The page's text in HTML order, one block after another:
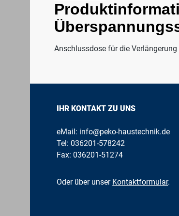
Anschlussdose für die
IHR KONTAKT ZU UNS
eMail: info@peko-haustechnik.de
Tel:036201-578242
Fax: 036201-51274
Oder über unser Kontaktformular.